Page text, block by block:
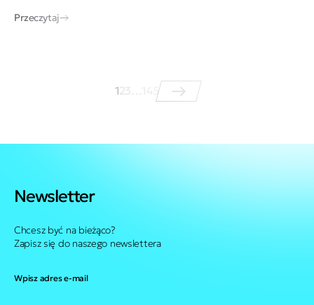
Przeczytaj
123… 145
Newsletter
Chcesz być na bieżąco?
Zapisz się do naszego newslettera
Wpisz adres e-mail